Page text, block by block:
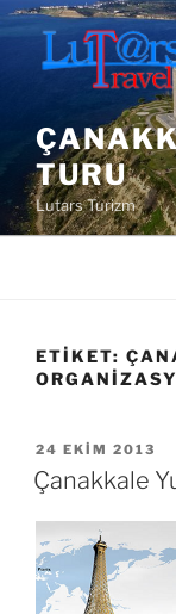
İçeriğe
geç
TURU
Lutars Turizm
ETIKET:
YAYIM
TARIHI
24 EKIM 2013
Çanakkale